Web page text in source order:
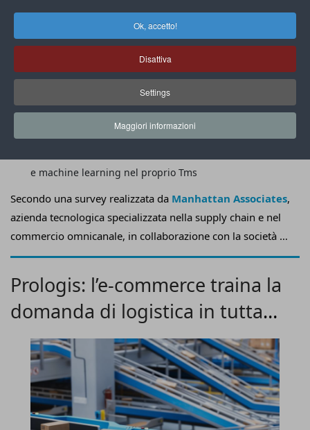
Ok, accetto!
Disattiva
Settings
Maggiori informazioni
Secondo una survey realizzata da Manhattan Associates,
azienda tecnologica specializzata nella supply chain e nel
commercio omnicanale, in collaborazione con la società di
ricerca internazionaleVanson Bourne, l’agentic AI è
commerciali.
e machine learning nel proprio Tms
Prologis: l’e-commerce traina la
domanda di logistica in tutta
Europa